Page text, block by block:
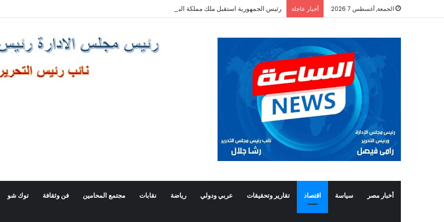
الجمعة, أغسطس 7 2026 أخبار عاجلة رئيس الجمهورية استقبل ملك مملكة البحرين الشقيقة
أخبار مصر سياسة اقتصاد تقارير وتحقيقات عربي ودولي رياضة نقابات مجتمع المحامين فن وثقافة توك شو